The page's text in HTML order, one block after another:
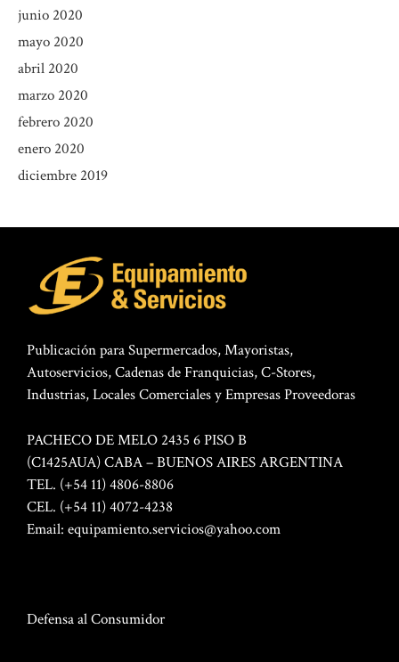
junio 2020
mayo 2020
abril 2020
marzo 2020
febrero 2020
enero 2020
diciembre 2019
Publicación para Supermercados, Mayoristas,
Autoservicios, Cadenas de Franquicias, C-Stores,
Industrias, Locales Comerciales y Empresas Proveedoras
PACHECO DE MELO 2435 6 PISO B
(C1425AUA) CABA – BUENOS AIRES ARGENTINA
TEL. (+54 11) 4806-8806
CEL. (+54 11) 4072-4238
Email: equipamiento.servicios@yahoo.com
Defensa al Consumidor